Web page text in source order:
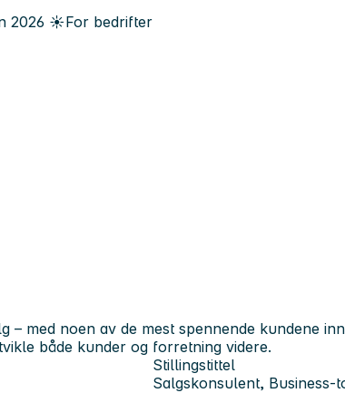
2026 ☀️For bedrifter
med noen av de mest spennende kundene
både kunder og forretning videre.
Stillingstittel
Salgskonsulent, Business-